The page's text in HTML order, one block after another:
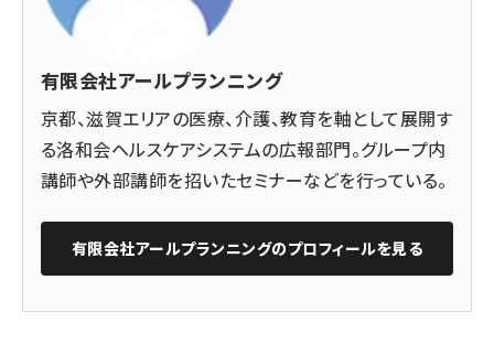
有限会社アールプランニング
京都、滋賀エリアの医療、介護、教育を軸として展開す
る洛和会ヘルスケアシステムの広報部門。グループ内
講師や外部講師を招いたセミナーなどを行っている。
有限会社アールプランニングのプロフィールを見る